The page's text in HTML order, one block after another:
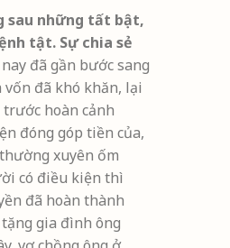
sau những tất bật,
tật. Sự chia sẻ
đã gần bước sang
vốn đã khó khăn, lại
hoàn cảnh
đóng góp tiền của,
xuyên ốm
có điều kiện thì
đã hoàn thành
gia đình ông